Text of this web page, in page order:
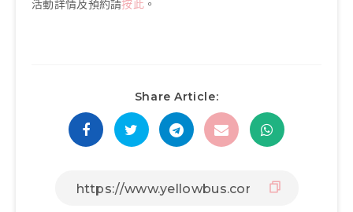
活動詳情及預約請按此 。
Share Article: